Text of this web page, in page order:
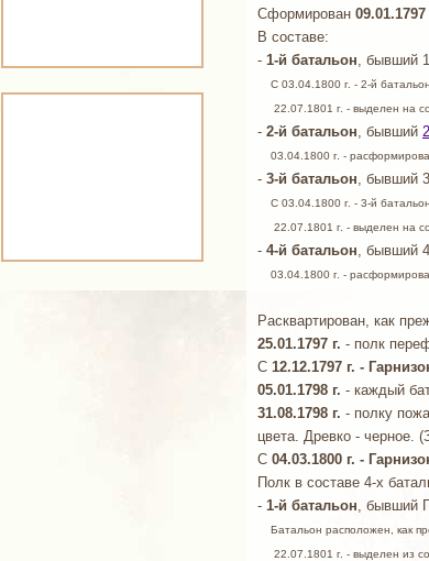
Сформирован 09.01.1797
В составе:
- 1-й батальон, бывший
С 03.04.1800 г. - 2-й
22.07.1801 г. - выделен на
- 2-й батальон, бывший
03.04.1800 г. -
- 3-й батальон, бывший
С 03.04.1800 г. - 3-й
22.07.1801 г. - выделен на
- 4-й батальон, бывший
03.04.1800 г. -
Расквартирован, как
25.01.1797 г. - полк
С 12.12.1797 г. -
05.01.1798 г. - каждый
31.08.1798 г. - полку
цвета. Древко - черное.
С 04.03.1800 г. -
Полк в составе 4-х
- 1-й батальон, бывший
Батальон расположен, как
22.07.1801 г. - выделен из